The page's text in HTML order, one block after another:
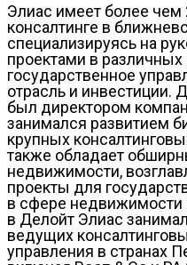
Элиас имеет более чем
консалтинге в
специализируясь на
проектами в различных
государственное
отрасль и инвестиции.
был директором
занимался развитием
крупных
также обладает
недвижимости,
проекты для
в сфере недвижимости
в Делойт Элиас
ведущих
управления в странах